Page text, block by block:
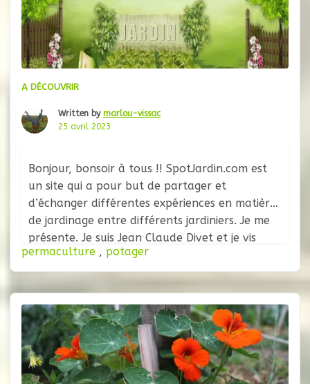
A DÉCOUVRIR
Written by marlou-vissac
25 avril 2023
Bonjour, bonsoir à tous !! SpotJardin.com est
un site qui a pour but de partager et
d’échanger différentes expériences en matière
de jardinage entre différents jardiniers. Je me
présente. Je suis Jean Claude Divet et je vis
dans une région entourée de montagnes (La
Madeleine, le Glandon, la Croix de fer, le
permaculture , potager